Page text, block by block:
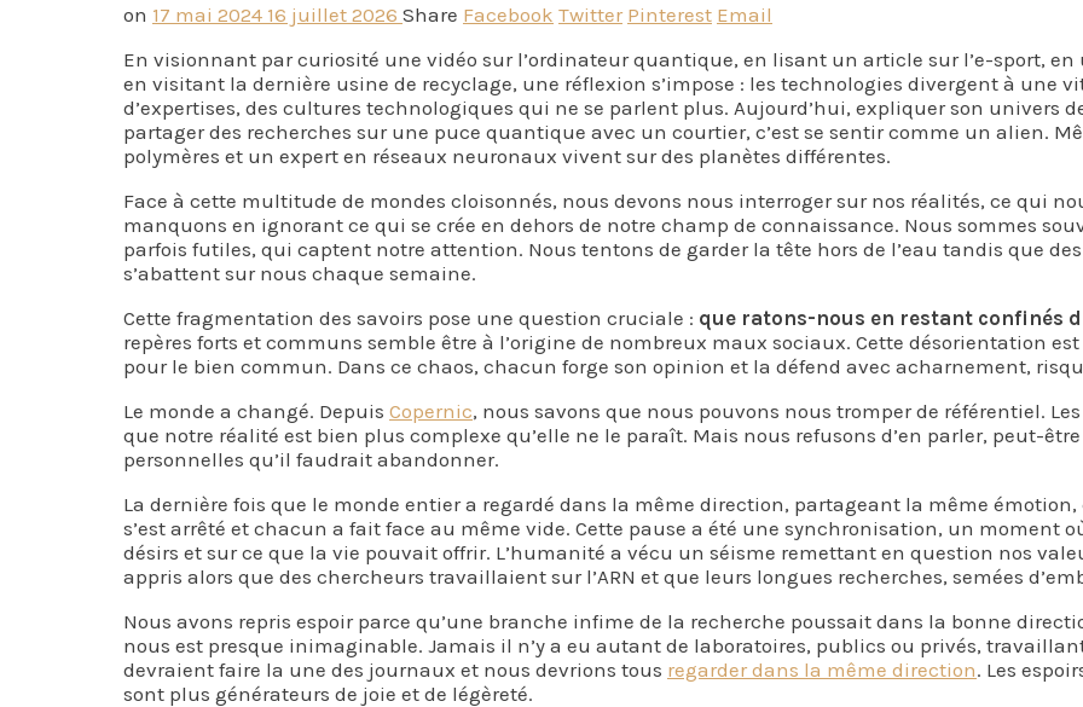
on 17 mai 2024 16 juillet 2026 Share Facebook Twitter Pinterest Email
En visionnant par curiosité une vidéo sur l’ordinateur quantique, en lisant un article sur l’e-sport, en
en visitant la dernière usine de recyclage, une réflexion s’impose : les technologies divergent à une
d’expertises, des cultures technologiques qui ne se parlent plus. Aujourd’hui, expliquer son univers
partager des recherches sur une puce quantique avec un courtier, c’est se sentir comme un alien.
polymères et un expert en réseaux neuronaux vivent sur des planètes différentes.
Face à cette multitude de mondes cloisonnés, nous devons nous interroger sur nos réalités, ce qui
manquons en ignorant ce qui se crée en dehors de notre champ de connaissance. Nous sommes
parfois futiles, qui captent notre attention. Nous tentons de garder la tête hors de l’eau tandis que
s’abattent sur nous chaque semaine.
Cette fragmentation des savoirs pose une question cruciale : que ratons-nous en restant confinés
repères forts et communs semble être à l’origine de nombreux maux sociaux. Cette désorientation
pour le bien commun. Dans ce chaos, chacun forge son opinion et la défend avec acharnement,
Le monde a changé. Depuis Copernic, nous savons que nous pouvons nous tromper de référentiel.
que notre réalité est bien plus complexe qu’elle ne le paraît. Mais nous refusons d’en parler, peut-
personnelles qu’il faudrait abandonner.
La dernière fois que le monde entier a regardé dans la même direction, partageant la même
s’est arrêté et chacun a fait face au même vide. Cette pause a été une synchronisation, un moment
désirs et sur ce que la vie pouvait offrir. L’humanité a vécu un séisme remettant en question nos
appris alors que des chercheurs travaillaient sur l’ARN et que leurs longues recherches, semées
Nous avons repris espoir parce qu’une branche infime de la recherche poussait dans la bonne
nous est presque inimaginable. Jamais il n’y a eu autant de laboratoires, publics ou privés,
devraient faire la une des journaux et nous devrions tous regarder dans la même direction. Les
sont plus générateurs de joie et de légèreté.